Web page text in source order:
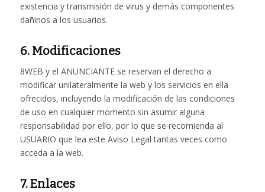
existencia y transmisión de virus y demás componentes
dañinos a los usuarios.
6. Modificaciones
8WEB y el ANUNCIANTE se reservan el derecho a
modificar unilateralmente la web y los servicios en ella
ofrecidos, incluyendo la modificación de las condiciones
de uso en cualquier momento sin asumir alguna
responsabilidad por ello, por lo que se recomienda al
USUARIO que lea este Aviso Legal tantas veces como
acceda a la web.
7. Enlaces